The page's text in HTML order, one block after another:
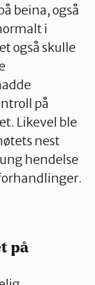
beina, også
i
også skulle
på
Likevel ble
nest
hendelse
på